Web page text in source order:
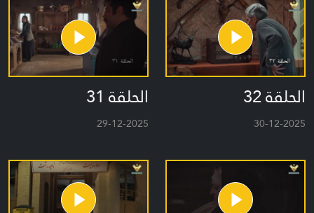
الحلقة 32
30-12-2025
الحلقة 31
29-12-2025